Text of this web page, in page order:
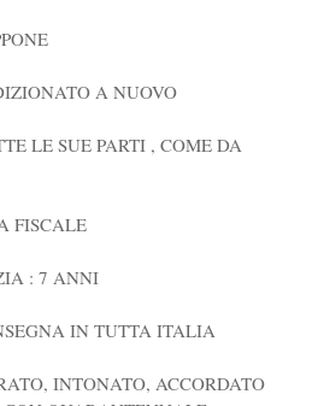
A NUOVO
LE SUE PARTI , COME DA
FISCALE
: 7 ANNI
IN TUTTA ITALIA
INTONATO, ACCORDATO